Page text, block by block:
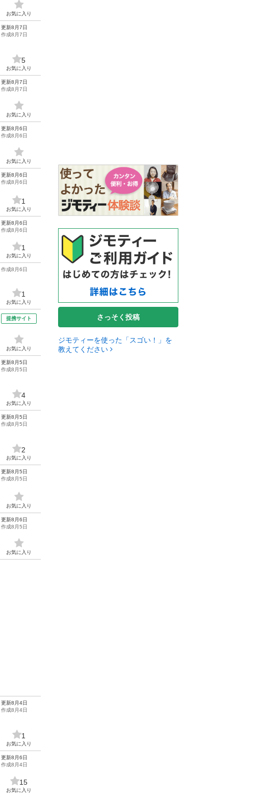
お気に入り
更新8月7日
作成8月7日
5
お気に入り
更新8月7日
作成8月7日
お気に入り
更新8月6日
作成8月6日
お気に入り
更新8月6日
作成8月6日
1
お気に入り
更新8月6日
作成8月6日
1
お気に入り
作成8月6日
1
お気に入り
提携サイト
お気に入り
更新8月5日
作成8月5日
4
お気に入り
更新8月5日
作成8月5日
2
お気に入り
更新8月5日
作成8月5日
お気に入り
更新8月6日
作成8月5日
お気に入り
更新8月4日
作成8月4日
1
お気に入り
更新8月6日
作成8月4日
15
お気に入り
さっそく投稿
ジモティーを使った「スゴい！」を
教えてください